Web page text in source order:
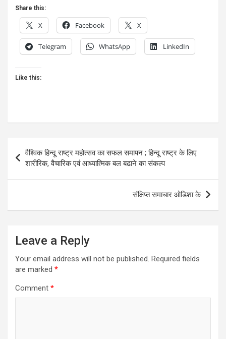
Share this:
X Facebook X
Telegram WhatsApp LinkedIn
Like this:
Post
navigation
वैश्विक हिन्दू राष्ट्र महोत्सव का सफल समापन ; हिन्दू राष्ट्र के लिए
शारीरिक, वैचारिक एवं आध्यात्मिक बल बढाने का संकल्प
संक्षिप्त समाचार ओडिशा के
Leave a Reply
Your email address will not be published. Required fields
are marked *
Comment *